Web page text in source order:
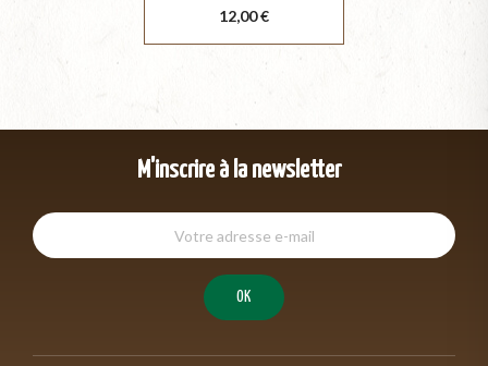
Prix
12,00 €
M'inscrire à la newsletter